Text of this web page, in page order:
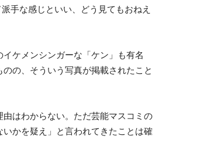
手な感じといい、どう見てもおねえ
ケメンシンガーな「ケン」も有名
の、そういう写真が掲載されたこと
由はわからない。ただ芸能マスコミの
かを疑え」と言われてきたことは確